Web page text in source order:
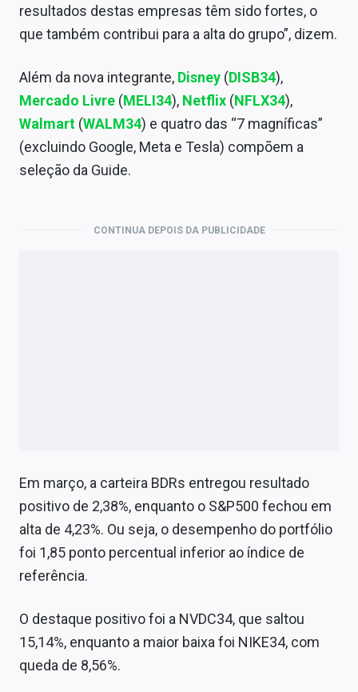
resultados destas empresas têm sido fortes, o
que também contribui para a alta do grupo”, dizem.
Além da nova integrante, Disney (DISB34),
Mercado Livre (MELI34), Netflix (NFLX34),
Walmart (WALM34) e quatro das “7 magníficas”
(excluindo Google, Meta e Tesla) compõem a
seleção da Guide.
CONTINUA DEPOIS DA PUBLICIDADE
Em março, a carteira BDRs entregou resultado
positivo de 2,38%, enquanto o S&P500 fechou em
alta de 4,23%. Ou seja, o desempenho do portfólio
foi 1,85 ponto percentual inferior ao índice de
referência.
O destaque positivo foi a NVDC34, que saltou
15,14%, enquanto a maior baixa foi NIKE34, com
queda de 8,56%.